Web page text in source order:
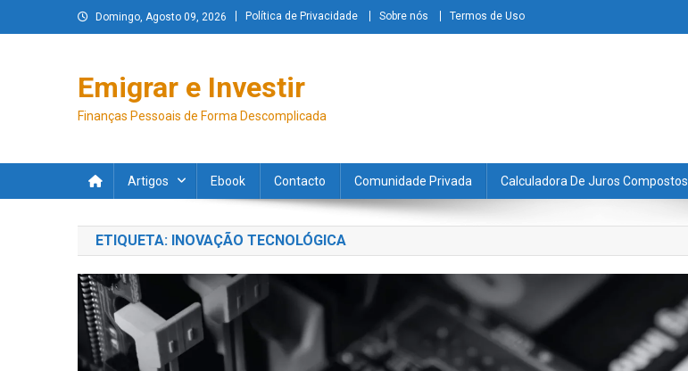
Domingo, Agosto 09, 2026 Política de Privacidade Sobre nós Termos de Uso
Emigrar e Investir
Finanças Pessoais de Forma Descomplicada
Artigos Ebook Contacto Comunidade Privada Calculadora De Juros Compostos
ETIQUETA: INOVAÇÃO TECNOLÓGICA